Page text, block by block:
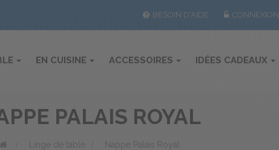
CONNEXION
BESOIN D'AIDE
EN CUISINE ACCESSOIRES IDÉES CADEAUX
Linge de table Nappe Palais Royal
PALAIS ROYAL